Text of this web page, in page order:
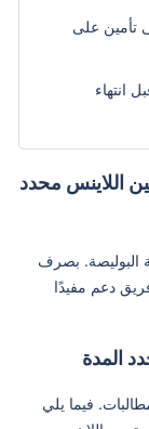
تأمين على
انتهاء
اللاينس محدد
البوليصة. بصرف
دعم مفيدًا
المدة
فيما يلي